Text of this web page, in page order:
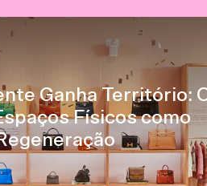
Ganha Território:
Físicos como